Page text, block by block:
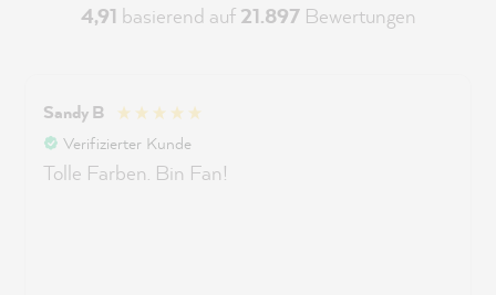
4,91 basierend auf 21.897 Bewertungen
Sandy B
Verifizierter Kunde
Tolle Farben. Bin Fan!